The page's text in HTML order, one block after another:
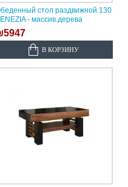
стол раздвижной 130
- массив дерева
В КОРЗИНУ